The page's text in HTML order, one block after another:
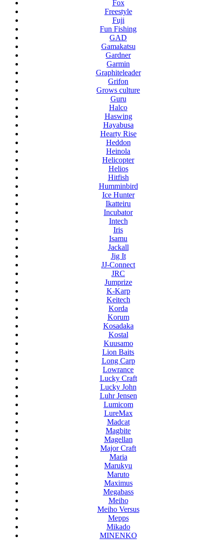
Fox
Freestyle
Fuji
Fun Fishing
GAD
Gamakatsu
Gardner
Garmin
Graphiteleader
Grifon
Grows culture
Guru
Halco
Haswing
Hayabusa
Hearty Rise
Heddon
Heinola
Helicopter
Helios
Hitfish
Humminbird
Ice Hunter
Ikatteiru
Incubator
Intech
Iris
Isamu
Jackall
Jig It
JJ-Connect
JRC
Jumprize
K-Karp
Keitech
Korda
Korum
Kosadaka
Kostal
Kuusamo
Lion Baits
Long Carp
Lowrance
Lucky Craft
Lucky John
Luhr Jensen
Lumicom
LureMax
Madcat
Magbite
Magellan
Major Craft
Maria
Marukyu
Maruto
Maximus
Megabass
Meiho
Meiho Versus
Mepps
Mikado
MINENKO